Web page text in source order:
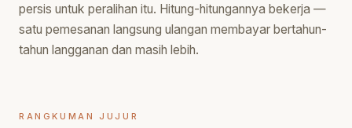
persis untuk peralihan itu. Hitung-hitungannya bekerja —
satu pemesanan langsung ulangan membayar bertahun-
tahun langganan dan masih lebih.
RANGKUMAN JUJUR